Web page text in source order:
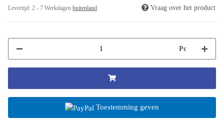
Levertijd: 2 - 7 Werkdagen buitenland Vraag over het product
Pc
Toestemming geven